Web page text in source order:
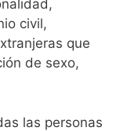
civil,
que
de sexo,
las personas